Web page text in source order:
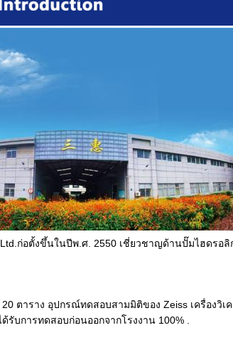
ก่อตั้งขึ้นในปีพ.ศ. 2550 เชี่ยวชาญด้านปั๊มไฮดร
ตาราง อุปกรณ์ทดสอบสามมิติของ Zeiss เครื่องวิ
บการทดสอบก่อนออกจากโรงงาน 100% .